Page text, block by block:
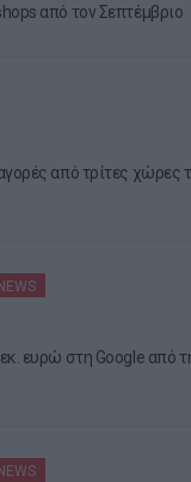
από τον Σεπτέμβριο
από τρίτες χώρες
ευρώ στη Google από